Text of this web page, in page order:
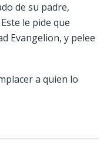
de su padre,
le pide que
Evangelion, y pelee
a quien lo